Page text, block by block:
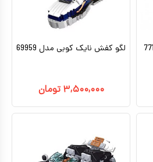
لگو کفش نایک کوبی مدل 69959
۳,۵۰۰,۰۰۰ تومان